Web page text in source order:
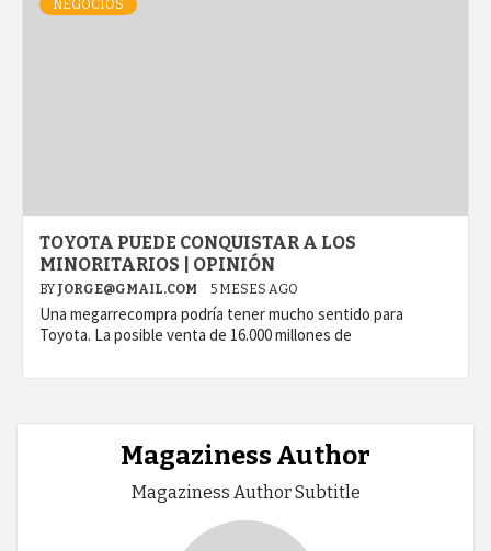
NEGOCIOS
TOYOTA PUEDE CONQUISTAR A LOS
MINORITARIOS | OPINIÓN
BY JORGE@GMAIL.COM 5 MESES AGO
Una megarrecompra podría tener mucho sentido para
Toyota. La posible venta de 16.000 millones de
Magaziness Author
Magaziness Author Subtitle